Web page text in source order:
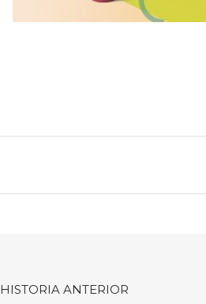
HISTORIA ANTERIOR